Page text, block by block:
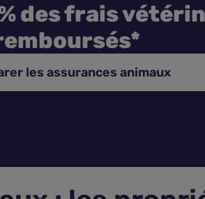
des frais
les assurances animaux